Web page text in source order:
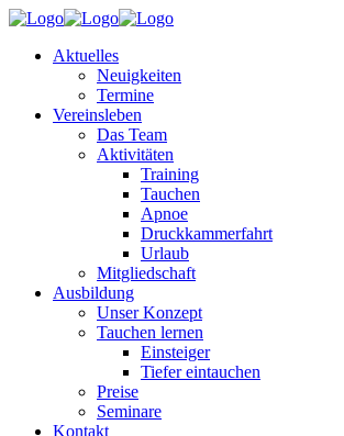
Aktuelles
Neuigkeiten
Termine
Vereinsleben
Das Team
Aktivitäten
Training
Tauchen
Apnoe
Druckkammerfahrt
Urlaub
Mitgliedschaft
Ausbildung
Unser Konzept
Tauchen lernen
Einsteiger
Tiefer eintauchen
Preise
Seminare
Kontakt